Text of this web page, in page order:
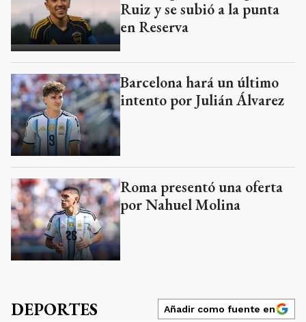
Ruiz y se subió a la punta
en Reserva
Barcelona hará un último
intento por Julián Álvarez
Roma presentó una oferta
por Nahuel Molina
DEPORTES Añadir como fuente en